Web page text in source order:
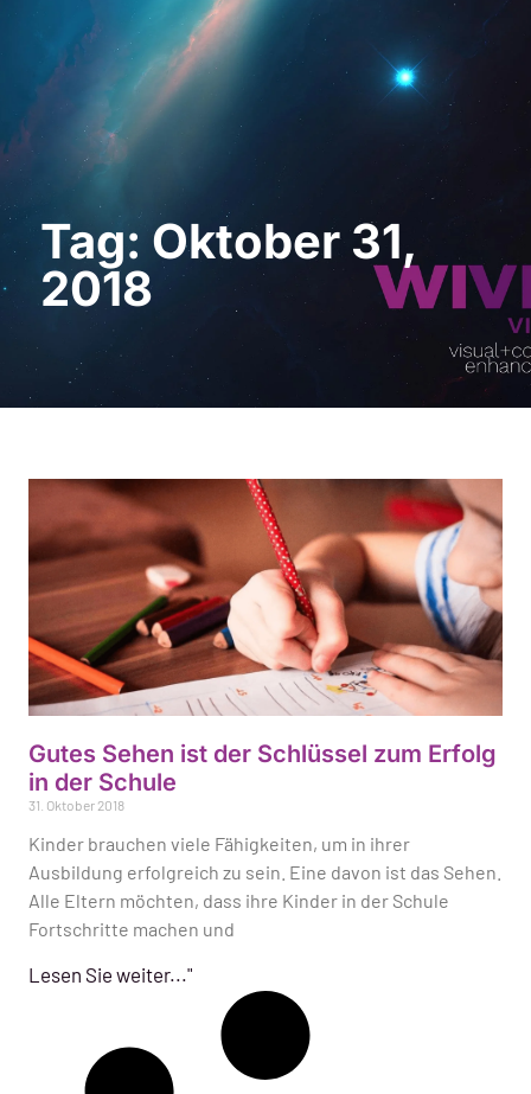
Demo anfordern
Tag: Oktober 31,
2018
Gutes Sehen ist der Schlüssel zum Erfolg
in der Schule
31. Oktober 2018
Kinder brauchen viele Fähigkeiten, um in ihrer
Ausbildung erfolgreich zu sein. Eine davon ist das Sehen.
Alle Eltern möchten, dass ihre Kinder in der Schule
Fortschritte machen und
Lesen Sie weiter..."